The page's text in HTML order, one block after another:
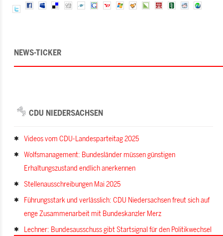
NEWS-TICKER
CDU NIEDERSACHSEN
Videos vom CDU-Landesparteitag 2025
Wolfsmanagement: Bundesländer müssen günstigen
Erhaltungszustand endlich anerkennen
Stellenausschreibungen Mai 2025
Führungsstark und verlässlich: CDU Niedersachsen freut sich auf
enge Zusammenarbeit mit Bundeskanzler Merz
Lechner: Bundesausschuss gibt Startsignal für den Politikwechsel